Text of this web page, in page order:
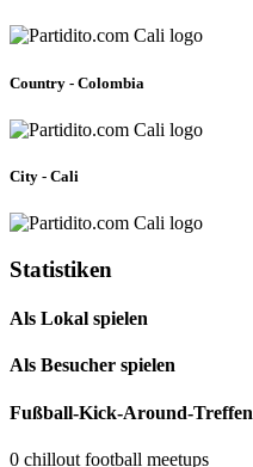
Country - Colombia
City - Cali
Statistiken
Als Lokal spielen
Als Besucher spielen
Fußball-Kick-Around-Treffen
0 chillout football meetups